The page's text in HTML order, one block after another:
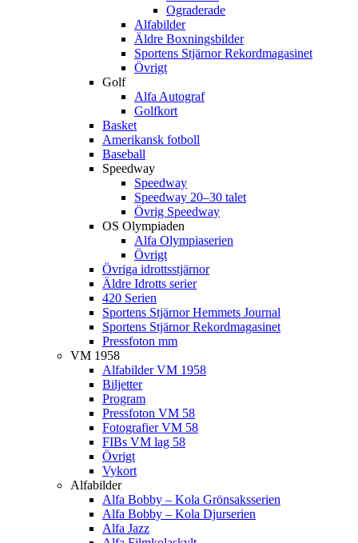
Ograderade
Alfabilder
Äldre Boxningsbilder
Sportens Stjärnor Rekordmagasinet
Övrigt
Golf
Alfa Autograf
Golfkort
Basket
Amerikansk fotboll
Baseball
Speedway
Speedway
Speedway 20–30 talet
Övrig Speedway
OS Olympiaden
Alfa Olympiaserien
Övrigt
Övriga idrottsstjärnor
Äldre Idrotts serier
420 Serien
Sportens Stjärnor Hemmets Journal
Sportens Stjärnor Rekordmagasinet
Pressfoton mm
VM 1958
Alfabilder VM 1958
Biljetter
Program
Pressfoton VM 58
Fotografier VM 58
FIBs VM lag 58
Övrigt
Vykort
Alfabilder
Alfa Bobby – Kola Grönsaksserien
Alfa Bobby – Kola Djurserien
Alfa Jazz